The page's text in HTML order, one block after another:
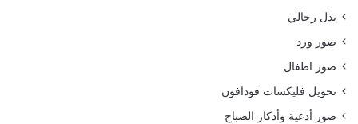
بدل رجالي
صور ورد
صور اطفال
تحويل فليكسات فودافون
صور أدعية وأذكار الصباح